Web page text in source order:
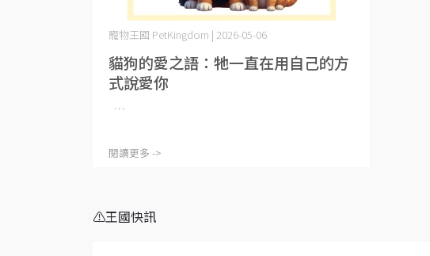
貓狗的愛之語：牠一直在用自己的方
式說愛你
寵物王國 PetKingdom | 2026-05-06
⋯
閱讀更多 ->
⚠️王國快訊